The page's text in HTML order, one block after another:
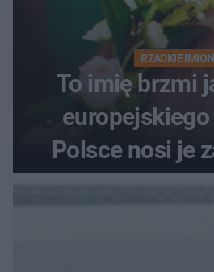
RZADKIE
To imię brzmi
Polsce nosi je